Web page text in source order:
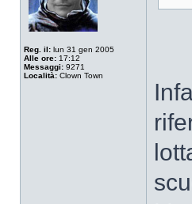
Reg. il: lun 31 gen 2005
Alle ore: 17:12
Messaggi: 9271
Località: Clown Town